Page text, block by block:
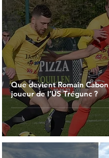
Que devient Romain
joueur de l’US Trégunc ?